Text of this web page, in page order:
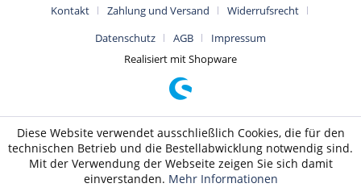
Kontakt
Zahlung und Versand
Widerrufsrecht
Datenschutz
AGB
Impressum
Realisiert mit Shopware
Diese Website verwendet ausschließlich Cookies, die für den
technischen Betrieb und die Bestellabwicklung notwendig sind.
Mit der Verwendung der Webseite zeigen Sie sich damit
einverstanden. Mehr Informationen